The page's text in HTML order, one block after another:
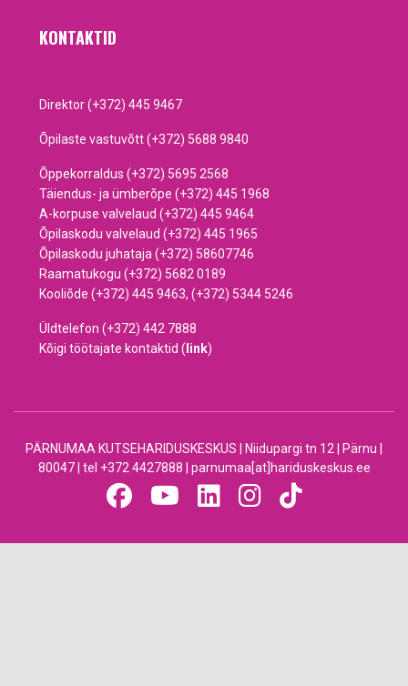
KONTAKTID
Direktor (+372) 445 9467
Õpilaste vastuvõtt (+372) 5688 9840
Õppekorraldus (+372) 5695 2568
Täiendus- ja ümberõpe (+372) 445 1968
A-korpuse valvelaud (+372) 445 9464
Õpilaskodu valvelaud (+372) 445 1965
Õpilaskodu juhataja (+372) 58607746
Raamatukogu (+372) 5682 0189
Kooliõde (+372) 445 9463, (+372) 5344 5246
Üldtelefon (+372) 442 7888
Kõigi töötajate kontaktid ( link)
PÄRNUMAA KUTSEHARIDUSKESKUS | Niidupargi tn 12 | Pärnu |
80047 | tel +372 4427888 | parnumaa[at]hariduskeskus.ee